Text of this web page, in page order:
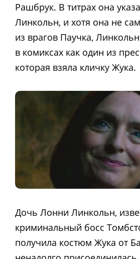
Рашбрук. В титрах она
Линкольн, и хотя она не
из врагов Паучка,
в комиксах как один из
которая взяла кличку Жука.
Дочь Лонни Линкольн,
криминальный босс
получила костюм Жука от